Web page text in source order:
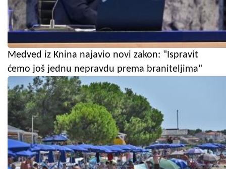
Medved iz Knina najavio novi zakon: "Ispravit
ćemo još jednu nepravdu prema braniteljima"